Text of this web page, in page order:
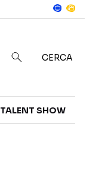
CERCA
TALENT SHOW